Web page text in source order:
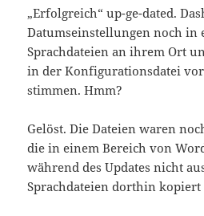
„Erfolgreich“ up-ge-dated.
Datumseinstellungen noch in
Sprachdateien an ihrem Ort
in der Konfigurationsdatei
stimmen. Hmm?
Gelöst. Die Dateien waren
die in einem Bereich von
während des Updates nicht
Sprachdateien dorthin kopiert